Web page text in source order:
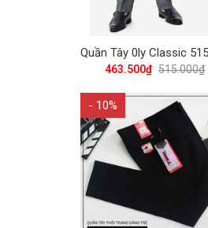
463.500₫ 515.000₫
- 10%